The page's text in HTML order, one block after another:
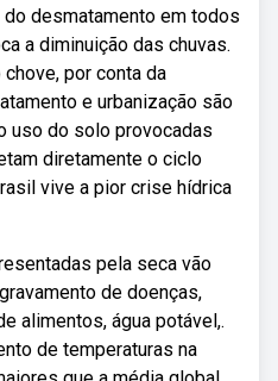
do desmatamento em todos
a diminuição das chuvas.
por conta da
e urbanização são
uso do solo provocadas
diretamente o ciclo
vive a pior crise hídrica
pela seca vão
de doenças,
alimentos, água potável,.
de temperaturas na